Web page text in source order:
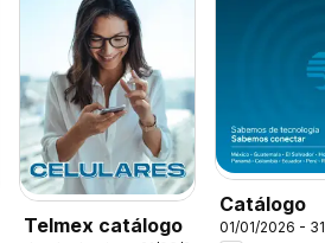
Telmex catálogo
Catálogo
01/01/2026 -